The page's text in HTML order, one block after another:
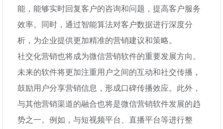
能，能够实时回复客户的咨询和问题，提高客户服务
效率。同时，通过智能算法对客户数据进行深度分
析，为企业提供更加精准的营销建议和策略。
社交化营销也将成为微信营销软件的重要发展方向。
未来的软件将更加注重用户之间的互动和社交传播，
鼓励用户分享营销信息，形成口碑传播效应。此外，
与其他营销渠道的融合也将是微信营销软件发展的趋
势之一。例如，与短视频平台、直播平台等进行整